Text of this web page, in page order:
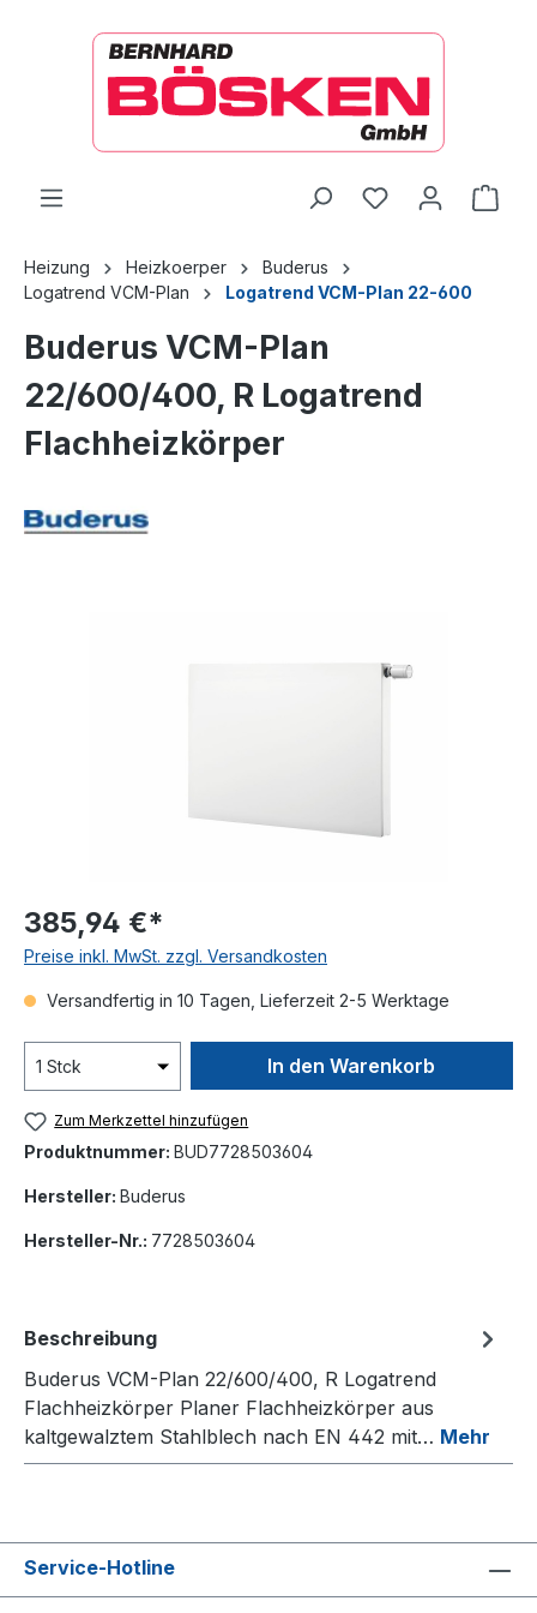
Heizung Heizkoerper
Buderus
Logatrend VCM-Plan
Logatrend VCM-Plan 22-600
Buderus VCM-Plan
22/600/400, R Logatrend
Flachheizkörper
385,94 €*
Preise inkl. MwSt. zzgl. Versandkosten
Versandfertig in 10 Tagen, Lieferzeit 2-5 Werktage
In den Warenkorb
Zum Merkzettel hinzufügen
Produktnummer: BUD7728503604
Hersteller: Buderus
Hersteller-Nr.: 7728503604
Beschreibung
Buderus VCM-Plan 22/600/400, R Logatrend
Flachheizkörper Planer Flachheizkörper aus
kaltgewalztem Stahlblech nach EN 442 mit… Mehr
Service-Hotline